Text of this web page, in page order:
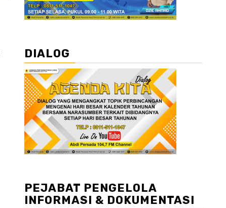
DIALOG
PEJABAT PENGELOLA
INFORMASI & DOKUMENTASI